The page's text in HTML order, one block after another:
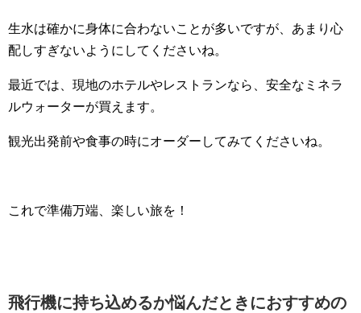
生水は確かに身体に合わないことが多いですが、あまり心
配しすぎないようにしてくださいね。
最近では、現地のホテルやレストランなら、安全なミネラ
ルウォーターが買えます。
観光出発前や食事の時にオーダーしてみてくださいね。
これで準備万端、楽しい旅を！
飛行機に持ち込めるか悩んだときにおすすめの